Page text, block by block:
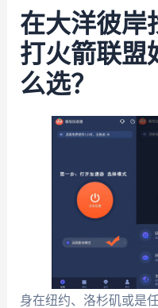
在大洋彼岸
打火箭联盟
么选？
身在纽约、洛杉矶或是